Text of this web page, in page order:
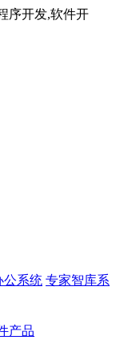
序开发,软件开
公系统 专家智库系
产品